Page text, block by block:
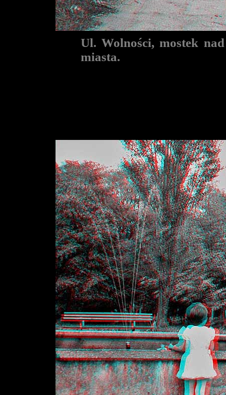
Ul. Wolności, mostek
miasta.